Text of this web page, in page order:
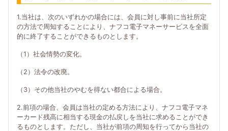
1.当社は、次のいずれかの場合には、会員に対し事前に当社所定
の方法で周知することにより、ナフコ電子マネーサービスを全面
的に終了することができるものとします。
（1）社会情勢の変化。
（2）法令の改廃。
（3）その他当社のやむを得ない都合による場合。
2.前項の場合、会員は当社の定める方法により、ナフコ電子マネ
ーカード残高に相当する現金の払戻しを当社に求めることができ
るものとします。ただし、当社が前項の周知を行ってから当社の